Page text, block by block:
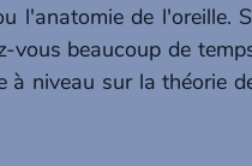
l'anatomie de l'oreille.
vous beaucoup de
à niveau sur la théorie